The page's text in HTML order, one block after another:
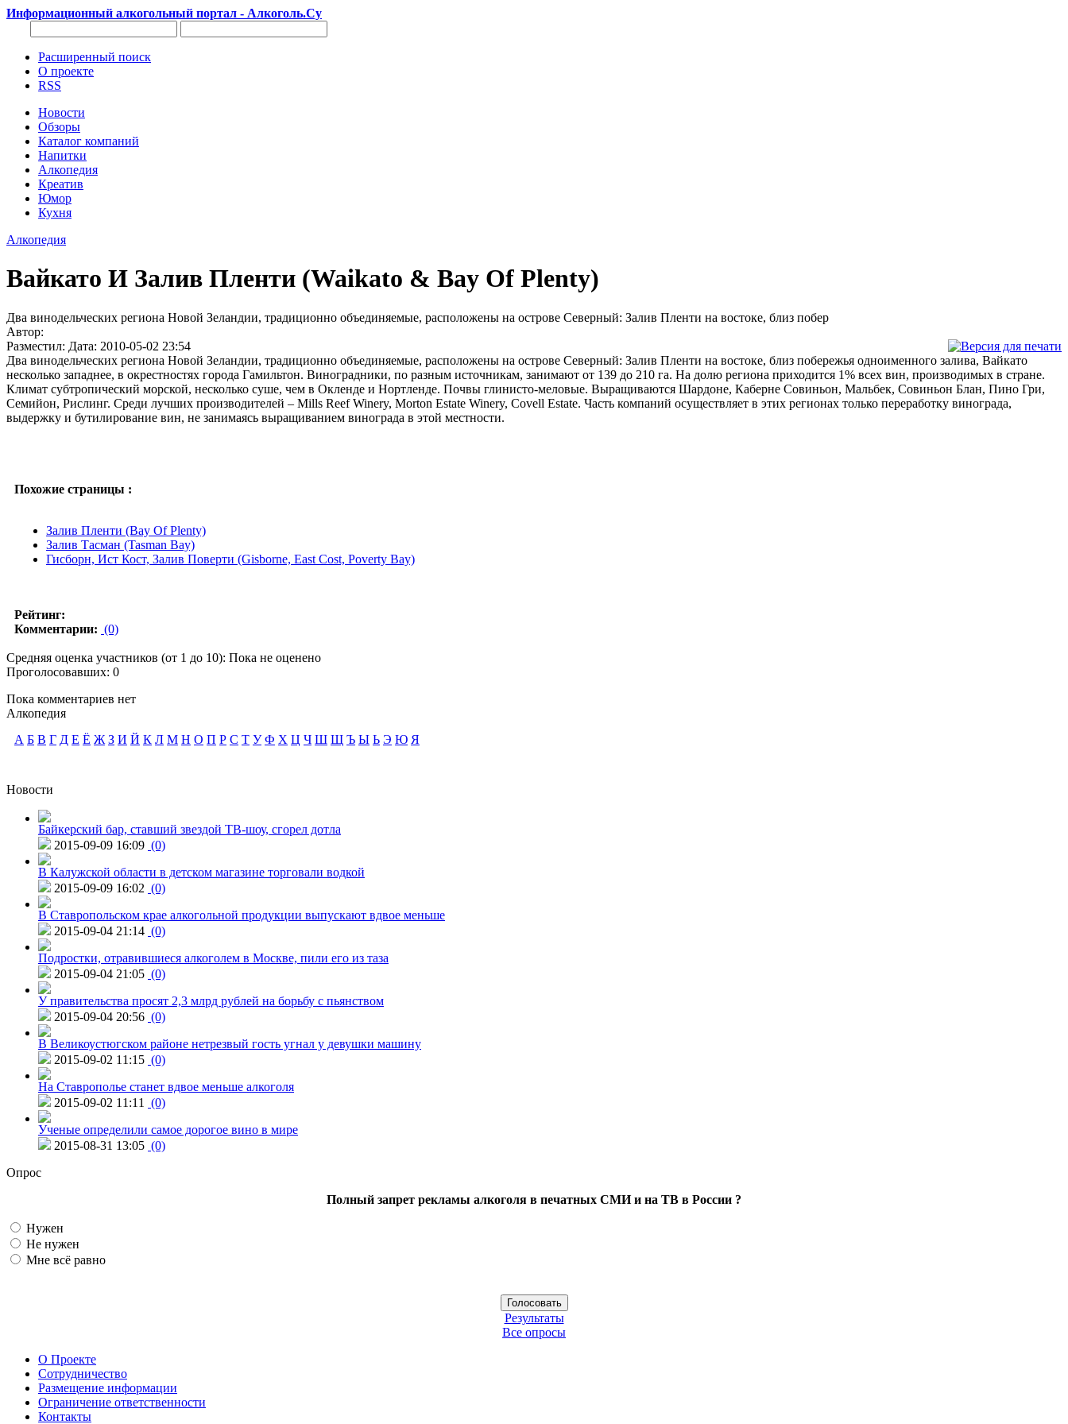
Информационный алкогольный портал - Алкоголь.Су
Расширенный поиск
О проекте
RSS
Новости
Обзоры
Каталог компаний
Напитки
Алкопедия
Креатив
Юмор
Кухня
Алкопедия
Вайкато И Залив Пленти (Waikato & Bay Of Plenty)
Два винодельческих региона Новой Зеландии, традиционно объединяемые, расположены на острове Северный: Залив Пленти на востоке, близ побер
Автор:
Разместил: Дата: 2010-05-02 23:54
Два винодельческих региона Новой Зеландии, традиционно объединяемые, расположены на острове Северный: Залив Пленти на востоке, близ побережья одноименного залива, Вайкато
несколько западнее, в окрестностях города Гамильтон. Виноградники, по разным источникам, занимают от 139 до 210 га. На долю региона приходится 1% всех вин, производимых в стране.
Климат субтропический морской, несколько суше, чем в Окленде и Нортленде. Почвы глинисто-меловые. Выращиваются Шардоне, Каберне Совиньон, Мальбек, Совиньон Блан, Пино Гри,
Семийон, Рислинг. Среди лучших производителей – Mills Reef Winery, Morton Estate Winery, Covell Estate. Часть компаний осуществляет в этих регионах только переработку винограда,
выдержку и бутилирование вин, не занимаясь выращиванием винограда в этой местности.
Похожие страницы :
Залив Пленти (Bay Of Plenty)
Залив Тасман (Tasman Bay)
Гисборн, Ист Кост, Залив Поверти (Gisborne, East Cost, Poverty Bay)
Рейтинг:
Комментарии: (0)
Средняя оценка участников (от 1 до 10): Пока не оценено
Проголосовавших: 0
Пока комментариев нет
Алкопедия
А Б В Г Д Е Ё Ж З И Й К Л М Н О П Р С Т У Ф Х Ц Ч Ш Щ Ъ Ы Ь Э Ю Я
Новости
Байкерский бар, ставший звездой ТВ-шоу, сгорел дотла
2015-09-09 16:09 (0)
В Калужской области в детском магазине торговали водкой
2015-09-09 16:02 (0)
В Ставропольском крае алкогольной продукции выпускают вдвое меньше
2015-09-04 21:14 (0)
Подростки, отравившиеся алкоголем в Москве, пили его из таза
2015-09-04 21:05 (0)
У правительства просят 2,3 млрд рублей на борьбу с пьянством
2015-09-04 20:56 (0)
В Великоустюгском районе нетрезвый гость угнал у девушки машину
2015-09-02 11:15 (0)
На Ставрополье станет вдвое меньше алкоголя
2015-09-02 11:11
(0)
Ученые определили самое дорогое вино в мире
2015-08-31 13:05 (0)
Опрос
Полный запрет рекламы алкоголя в печатных СМИ и на ТВ в России ?
Нужен
Не нужен
Мне всё равно
Результаты
Все опросы
О Проекте
Сотрудничество
Размещение информации
Ограничение ответственности
Контакты